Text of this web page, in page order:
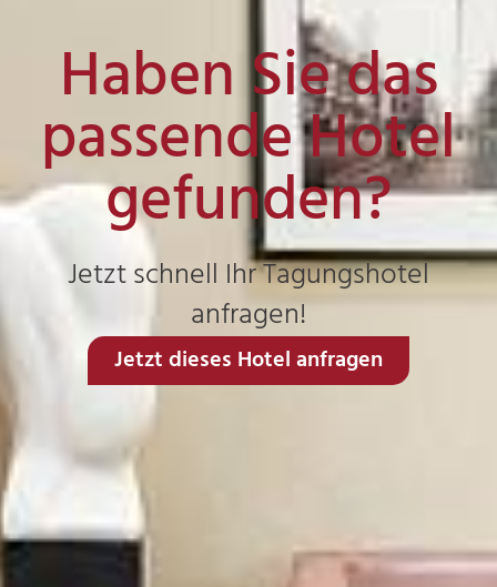
Haben Sie das
passende Hotel
gefunden?
Jetzt schnell Ihr Tagungshotel
anfragen!
Jetzt dieses Hotel anfragen